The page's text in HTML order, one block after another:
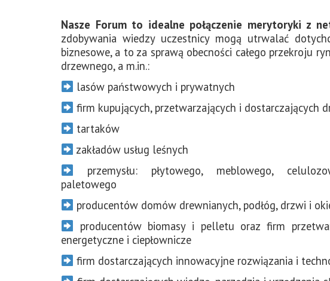
Nasze Forum to idealne połączenie merytoryki z
zdobywania wiedzy uczestnicy mogą utrwalać
biznesowe, a to za sprawą obecności całego przekroju
drzewnego, a m.in.:
lasów państwowych i prywatnych
firm kupujących, przetwarzających i dostarczających
tartaków
zakładów usług leśnych
przemysłu: płytowego, meblowego,
paletowego
producentów domów drewnianych, podłóg, drzwi i
producentów biomasy i pelletu oraz firm
energetyczne i ciepłownicze
firm dostarczających innowacyjne rozwiązania i